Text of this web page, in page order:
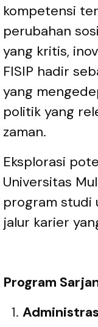
kompetensi
perubahan
yang kritis,
FISIP hadir
yang
politik yang
zaman.
Eksplorasi
Universitas
program studi
jalur karier
Program